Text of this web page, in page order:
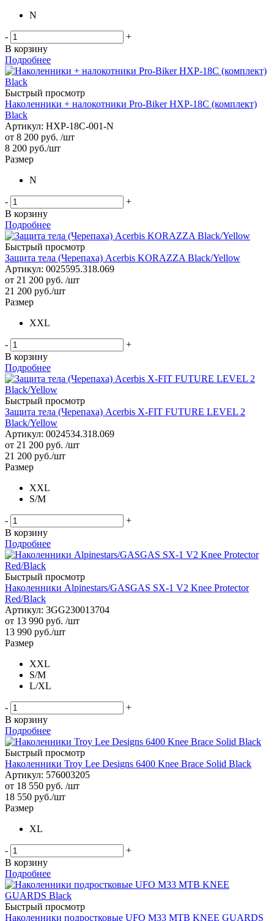
N
-
+
В корзину
Подробнее
Быстрый просмотр
Наколенники + налокотники Pro-Biker HXP-18C (комплект)
Black
Артикул: HXP-18C-001-N
от 8 200 руб. /шт
8 200 руб./шт
Размер
N
-
+
В корзину
Подробнее
Быстрый просмотр
Защита тела (Черепаха) Acerbis KORAZZA Black/Yellow
Артикул: 0025595.318.069
от 21 200 руб. /шт
21 200 руб./шт
Размер
XXL
-
+
В корзину
Подробнее
Быстрый просмотр
Защита тела (Черепаха) Acerbis X-FIT FUTURE LEVEL 2
Black/Yellow
Артикул: 0024534.318.069
от 21 200 руб. /шт
21 200 руб./шт
Размер
XXL
S/M
-
+
В корзину
Подробнее
Быстрый просмотр
Наколенники Alpinestars/GASGAS SX-1 V2 Knee Protector
Red/Black
Артикул: 3GG230013704
от 13 990 руб. /шт
13 990 руб./шт
Размер
XXL
S/M
L/XL
-
+
В корзину
Подробнее
Быстрый просмотр
Наколенники Troy Lee Designs 6400 Knee Brace Solid Black
Артикул: 576003205
от 18 550 руб. /шт
18 550 руб./шт
Размер
XL
-
+
В корзину
Подробнее
Быстрый просмотр
Наколенники подростковые UFO M33 MTB KNEE GUARDS